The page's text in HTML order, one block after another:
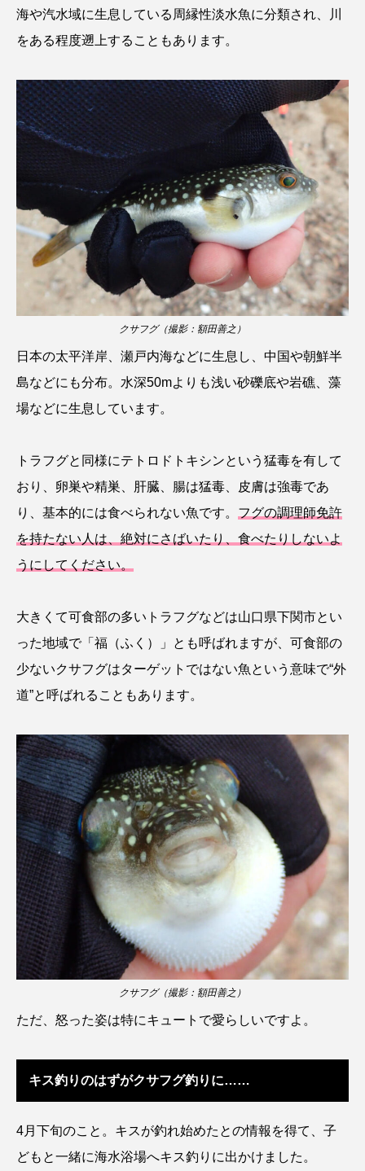
ゴトウタゴガエル ゴマフアザラシ ゴリ
ゴンズイ ゴールデンジェリーフィッシュ
サカナアパートメント サカナブックス
サクラアジ サクラエビ サクラダンゴウオ
サザエ
サツオミシマ サバ サビウツボ
サブカルチャー サメ サヨリ
サルシアクラゲ サワガニ
サンショウウオ サンマ
サーモン ザトウクジラ シクリッド
シコロサンゴ シトウズクラゲ
シラウオ シロウオ シログチ
シロザケ シロワニ ジンベエザメ
スクミリンゴガイ
スルメイカ ズワイガニ セイウチ
センニンガジ ソウギョ ソウダガツオ
タイコウチ タイドプール タカエビ
タカラガイ タガメ タコ タコクラゲ
タコブネ タチウオ タナゴ
タラバガニ ダイオウイカ ダイオウカサゴ
ダイサギ チゴガニ チヌ
チョウクラゲ チョウザメ
チリメンモンスター チンアナゴ
ツキヒハナダイ テナガエビ デンキウナギ
海や汽水域に生息している周縁性淡水魚に分類され、川
をある程度遡上することもあります。
クサフグ（撮影：額田善之）
日本の太平洋岸、瀬戸内海などに生息し、中国や朝鮮半
島などにも分布。水深50mよりも浅い砂礫底や岩礁、藻
場などに生息しています。
トラフグと同様にテトロドトキシンという猛毒を有して
おり、卵巣や精巣、肝臓、腸は猛毒、皮膚は強毒であ
り、基本的には食べられない魚です。 フグの調理師免許
を持たない人は、絶対にさばいたり、食べたりしないよ
うにしてください。
大きくて可食部の多いトラフグなどは山口県下関市とい
った地域で「福（ふく）」とも呼ばれますが、可食部の
少ないクサフグはターゲットではない魚という意味で“外
道”と呼ばれることもあります。
クサフグ（撮影：額田善之）
ただ、怒った姿は特にキュートで愛らしいですよ。
キス釣りのはずがクサフグ釣りに……
4月下旬のこと。キスが釣れ始めたとの情報を得て、子
どもと一緒に海水浴場へキス釣りに出かけました。